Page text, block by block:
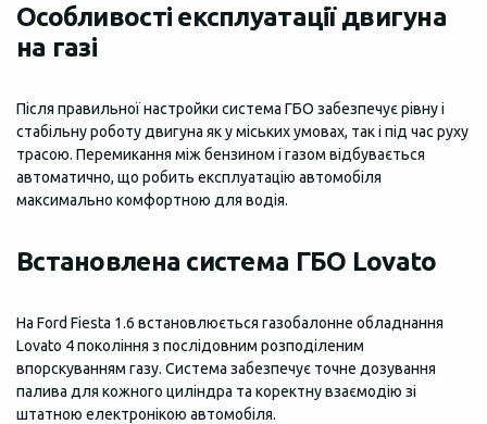
Особливості експлуатації двигуна
на газі
Після правильної настройки система ГБО забезпечує рівну і
стабільну роботу двигуна як у міських умовах, так і під час руху
трасою. Перемикання між бензином і газом відбувається
автоматично, що робить експлуатацію автомобіля
максимально комфортною для водія.
Встановлена система ГБО Lovato
На Ford Fiesta 1.6 встановлюється газобалонне обладнання
Lovato 4 покоління з послідовним розподіленим
впорскуванням газу. Система забезпечує точне дозування
палива для кожного циліндра та коректну взаємодію зі
штатною електронікою автомобіля.